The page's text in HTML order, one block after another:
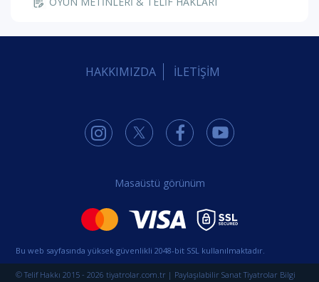
HAKKIMIZDA İLETİŞİM
Masaüstü görünüm
Bu web sayfasında yüksek güvenlikli 2048-bit SSL kullanılmaktadır.
© Telif Hakkı 2015 - 2026 tiyatrolar.com.tr | Paylaşılabilir Sanat Tiyatrolar Bilgi